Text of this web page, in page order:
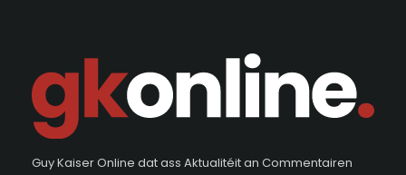
Guy Kaiser Online dat ass Aktualitéit an Commentairen